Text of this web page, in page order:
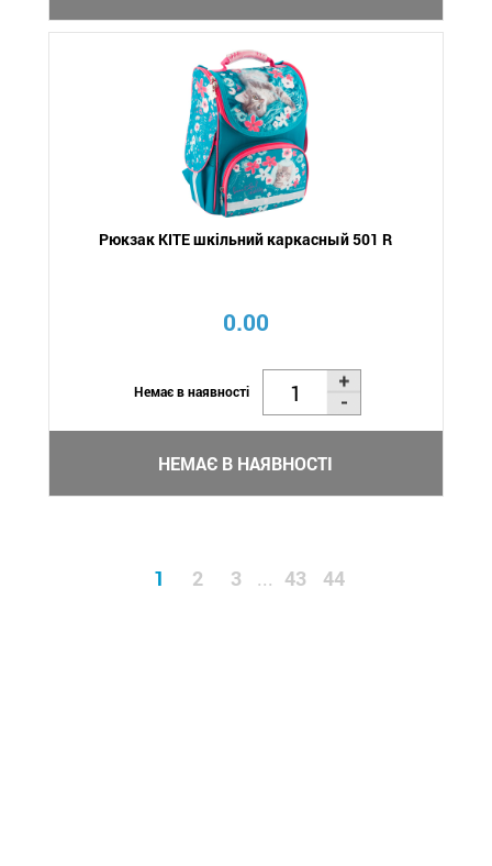
Рюкзак KITE шкільний каркасный 501 R
0.00
Немає в наявності
НЕМАЄ В НАЯВНОСТІ
1 2 3 ... 43 44